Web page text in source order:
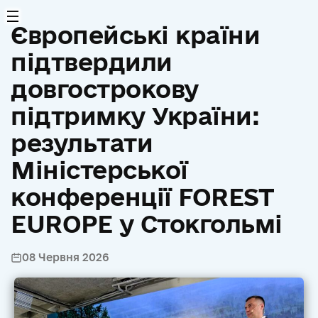
Європейські країни
підтвердили
довгострокову
підтримку України:
результати
Міністерської
конференції FOREST
EUROPE у Стокгольмі
08 Червня 2026